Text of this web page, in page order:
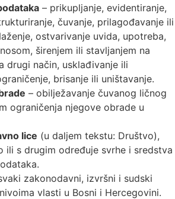
– prikupljanje, evidentiranje,
čuvanje, prilagođavanje ili
ostvarivanje uvida, upotreba,
širenjem ili stavljanjem na
drugi način, usklađivanje ili
brisanje ili uništavanje.
– obilježavanje čuvanog ličnog
ograničenja njegove obrade u
lice (u daljem tekstu: Društvo),
ili s drugim određuje svrhe i sredstva
zakonodavni, izvršni i sudski
vlasti u Bosni i Hercegovini.